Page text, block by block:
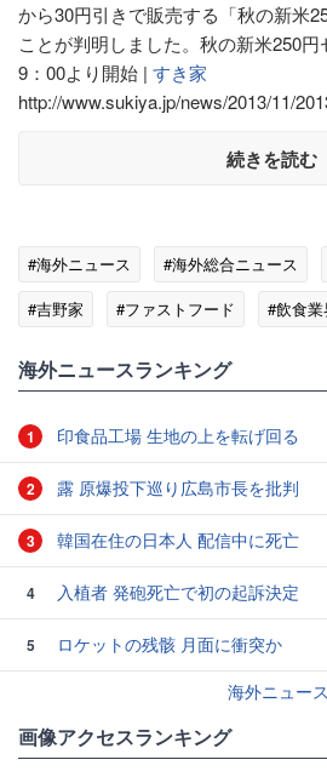
から30円引きで販売する「秋の新米
ことが判明しました。秋の新米250
9：00より開始 | すき家
http://www.sukiya.jp/news/2013/11/
続きを読む
#海外ニュース #海外総合ニュース
#吉野家
#ファストフード #飲食業
海外ニュースランキング
1 印食品工場 生地の上を転げ回る
2 露 原爆投下巡り広島市長を批判
3 韓国在住の日本人 配信中に死亡
4 入植者 発砲死亡で初の起訴決定
5
ロケットの残骸 月面に衝突か
海外ニュー
画像アクセスランキング